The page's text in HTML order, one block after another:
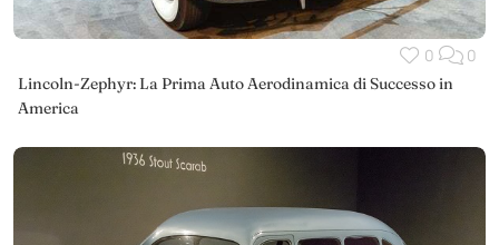
0 0
Lincoln-Zephyr: La Prima Auto Aerodinamica di Successo in
America